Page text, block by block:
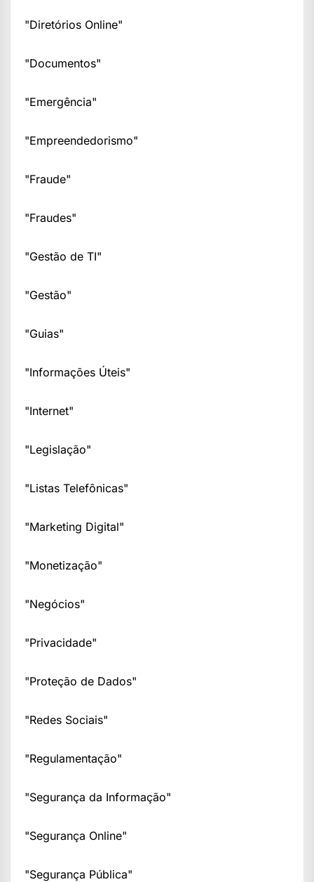
"Diretórios Online"
"Documentos"
"Emergência"
"Empreendedorismo"
"Fraude"
"Fraudes"
"Gestão de TI"
"Gestão"
"Guias"
"Informações Úteis"
"Internet"
"Legislação"
"Listas Telefônicas"
"Marketing Digital"
"Monetização"
"Negócios"
"Privacidade"
"Proteção de Dados"
"Redes Sociais"
"Regulamentação"
"Segurança da Informação"
"Segurança Online"
"Segurança Pública"